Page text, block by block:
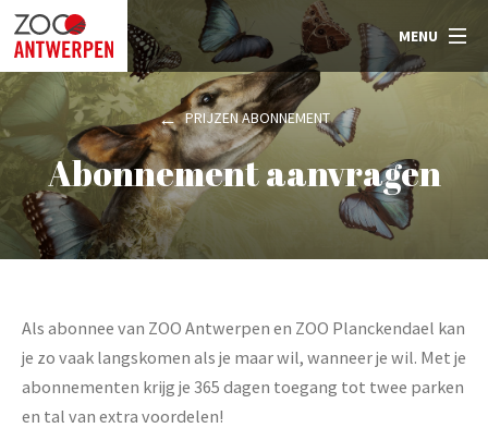
MENU
PRIJZEN ABONNEMENT
Abonnement aanvragen
Als abonnee van ZOO Antwerpen en ZOO Planckendael kan
je zo vaak langskomen als je maar wil, wanneer je wil. Met je
abonnementen krijg je 365 dagen toegang tot twee parken
en tal van extra voordelen!